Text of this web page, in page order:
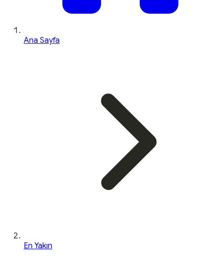
Ana Sayfa
En Yakın